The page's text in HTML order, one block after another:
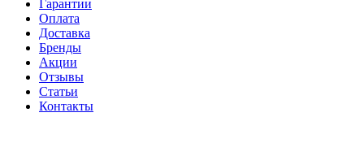
Гарантии
Оплата
Доставка
Бренды
Акции
Отзывы
Статьи
Контакты